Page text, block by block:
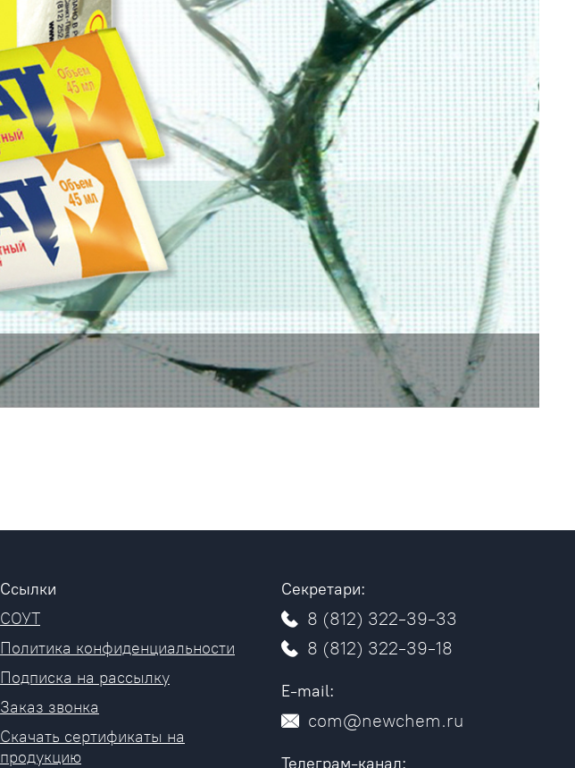
Ссылки
СОУТ
Политика конфиденциальности
Подписка на рассылку
Заказ звонка
Скачать сертификаты на
продукцию
Секретари:
8 (812) 322-39-33
8 (812) 322-39-18
E-mail:
com@newchem.ru
Телеграм-канал: